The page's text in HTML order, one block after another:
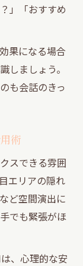
」「おすすめ
果になる場合
しましょう。
も会話のきっ
術
スできる雰囲
エリアの隠れ
ど空間演出に
でも緊張がほ
、心理的な安